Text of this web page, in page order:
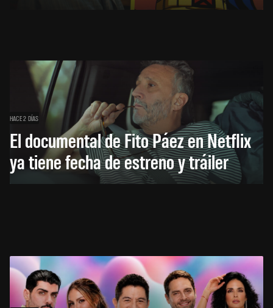
HACE 2 DÍAS
El documental de Fito Páez en Netflix
ya tiene fecha de estreno y tráiler